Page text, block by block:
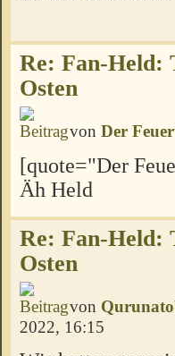
Re: Fan-Held:
Osten
von Der
[quote="Der
Äh Held
Re: Fan-Held:
Osten
von
2022, 16:15